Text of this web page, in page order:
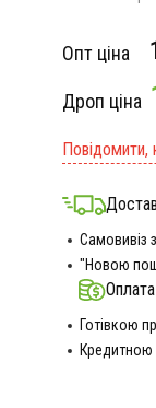
Опт ціна
Дроп ціна
Повідомити,
Самовивіз
"Новою
Оплата
Готівкою
Кредитною